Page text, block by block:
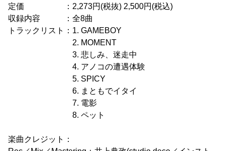
定価 ：2,273円(税抜) 2,500円(税込)
収録内容 ：全8曲
トラックリスト：1. GAMEBOY
2. MOMENT
3. 悲しみ、迷走中
4. アノコの遭遇体験
5. SPICY
6. まともでイタイ
7. 電影
8. ペット
楽曲クレジット：